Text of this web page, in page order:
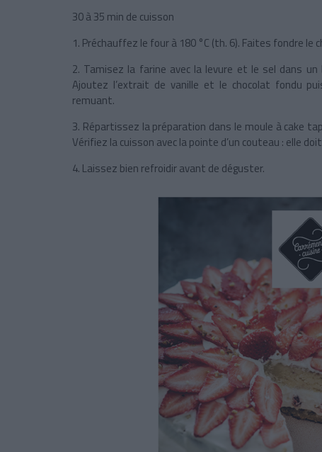
30 à 35 min de cuisson
1. Préchauffez le four à 180 °C (th. 6). Faites fondre le
2. Tamisez la farine avec la levure et le sel dans
Ajoutez l’extrait de vanille et le chocolat fondu
remuant.
3. Répartissez la préparation dans le moule à cake
Vérifiez la cuisson avec la pointe d’un couteau : elle
4. Laissez bien refroidir avant de déguster.